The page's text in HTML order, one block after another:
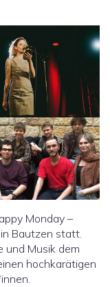
Monday –
Bautzen statt.
und Musik dem
hochkarätigen